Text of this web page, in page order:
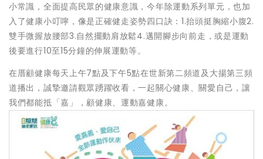
小常識，全面提高民眾的健康意識，今年除運動系列單元，也加
入了健康小叮嚀，像是正確健走姿勢四口訣：1.抬頭挺胸縮小腹2.
雙手微握放腰部3.自然擺動肩放鬆4.邁開腳步向前走，或是運動
後要進行10至15分鐘的伸展運動等。
在厝顧健康每天上午7點及下午5點在世新第二頻道及大揚第三頻
道播出，誠摯邀請觀眾踴躍收看，一起關心健康、關愛自己，讓
我們都能抵「嘉」，顧健康、運動嘉健康。